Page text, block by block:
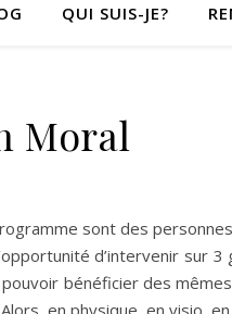
QUI SUIS-JE?
Moral
sont des
d’intervenir sur 3
bénéficier des
en physique, en visio,